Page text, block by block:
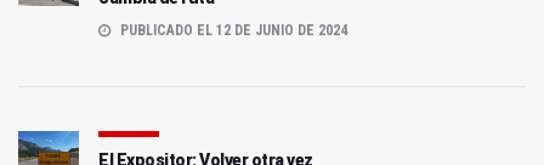
PUBLICADO EL 12 DE JUNIO DE 2024
El Expositor: Volver otra vez